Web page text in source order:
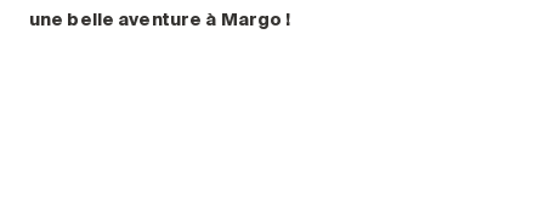
une belle aventure à Margo !